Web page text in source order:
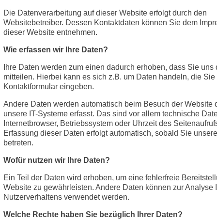
Die Datenverarbeitung auf dieser Website erfolgt durch den
Websitebetreiber. Dessen Kontaktdaten können Sie dem
dieser Website entnehmen.
Wie erfassen wir Ihre Daten?
Ihre Daten werden zum einen dadurch erhoben, dass Sie uns
mitteilen. Hierbei kann es sich z.B. um Daten handeln, die
Kontaktformular eingeben.
Andere Daten werden automatisch beim Besuch der Website
unsere IT-Systeme erfasst. Das sind vor allem technische
Internetbrowser, Betriebssystem oder Uhrzeit des
Erfassung dieser Daten erfolgt automatisch, sobald Sie
betreten.
Wofür nutzen wir Ihre Daten?
Ein Teil der Daten wird erhoben, um eine fehlerfreie
Website zu gewährleisten. Andere Daten können zur Analyse
Nutzerverhaltens verwendet werden.
Welche Rechte haben Sie bezüglich Ihrer Daten?